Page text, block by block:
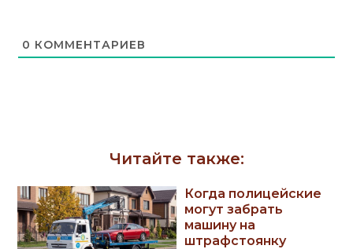
0 КОММЕНТАРИЕВ
Читайте также:
Когда полицейские
могут забрать
машину на
штрафстоянку